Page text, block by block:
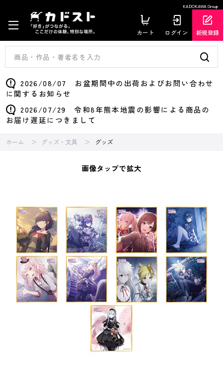
KADOKAWA Group
カート ログイン 新規登録
2026/08/07 お盆期間中の出荷およびお問い合わせ
に関するお知らせ
2026/07/29 令和8年熊本地震の影響による商品の
お届け遅延につきまして
ホーム グッズ・文具 グッズ
画像タップで拡大